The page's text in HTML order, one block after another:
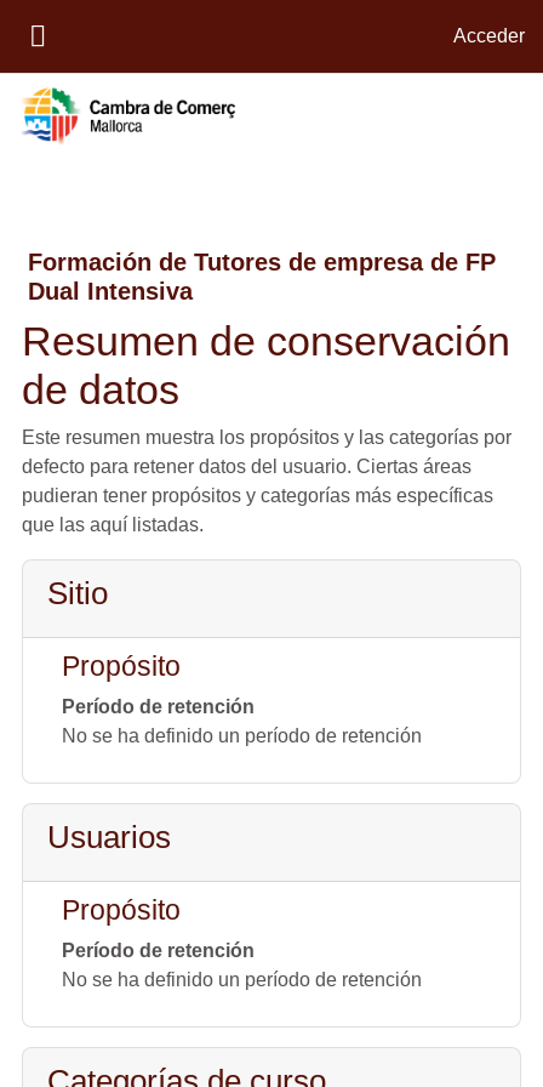
Acceder
Formación de Tutores de empresa de FP
Dual Intensiva
Resumen de conservación
de datos
Este resumen muestra los propósitos y las categorías por
defecto para retener datos del usuario. Ciertas áreas
pudieran tener propósitos y categorías más específicas
que las aquí listadas.
Sitio
Propósito
Período de retención
No se ha definido un período de retención
Usuarios
Propósito
Período de retención
No se ha definido un período de retención